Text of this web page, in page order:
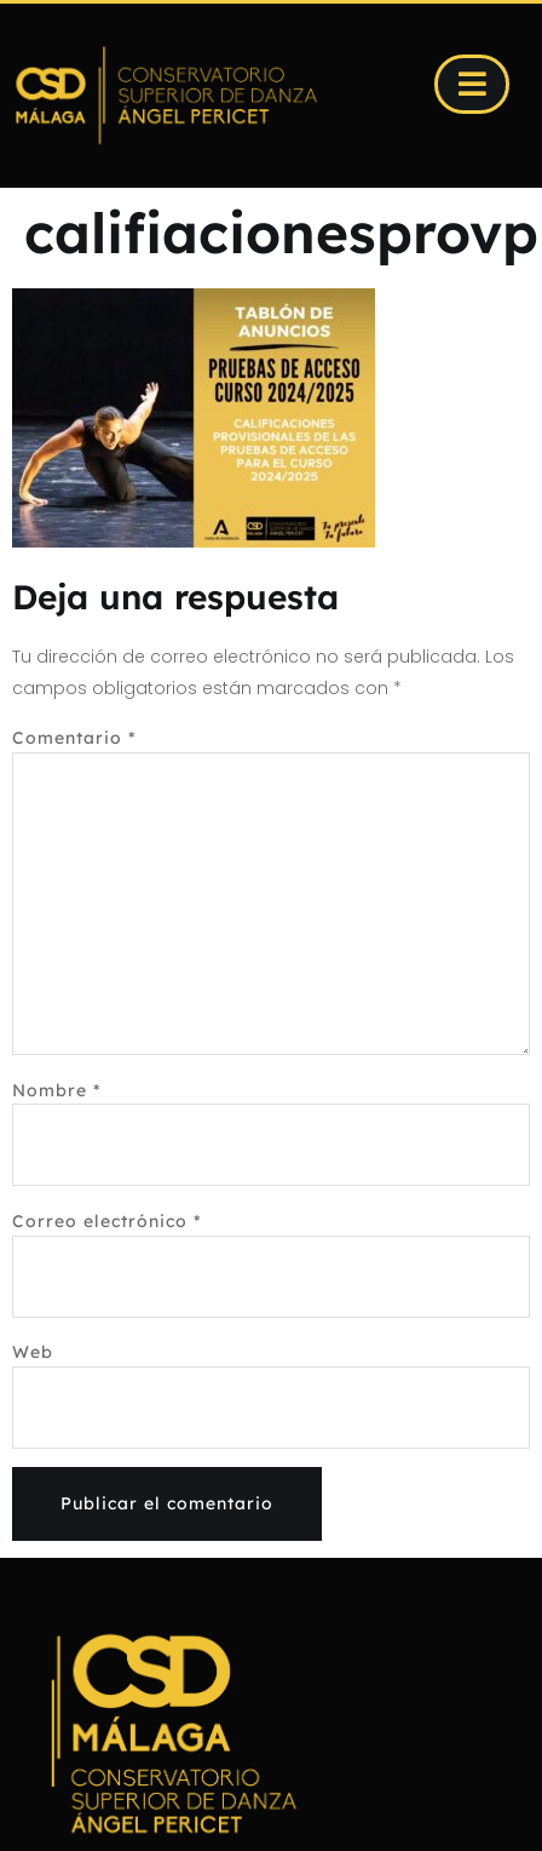
Deja una respuesta
Tu dirección de correo electrónico no será publicada. Los
campos obligatorios están marcados con *
Comentario *
Nombre *
Correo electrónico *
Web